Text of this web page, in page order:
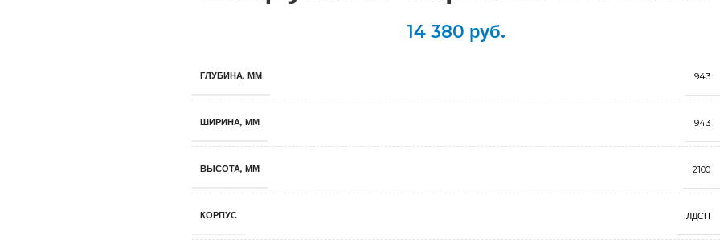
14 380 руб.
ГЛУБИНА, ММ 943
ШИРИНА, ММ 943
ВЫСОТА, ММ 2100
КОРПУС ЛДСП